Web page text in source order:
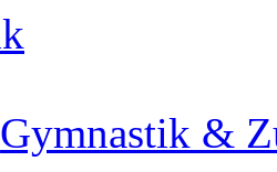
Gymnastik &